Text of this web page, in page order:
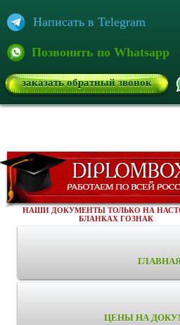
Написать в Telegram
Позвонить по Whatsapp
заказать обратный звонок
НАШИ ДОКУМЕНТЫ ТОЛЬКО НА
БЛАНКАХ ГОЗНАК
ЦЕНЫ НА